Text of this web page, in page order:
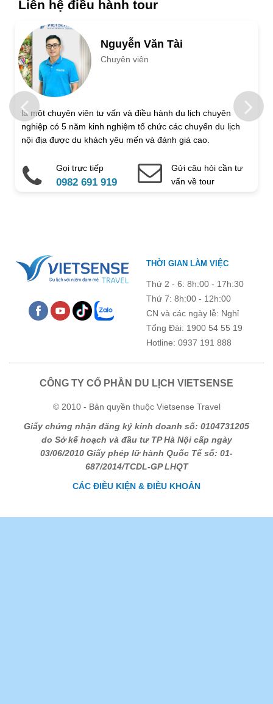
Số người lớn
Trẻ em 1 đến 5 tuổi
Họ và tên
Địa chỉ liên hệ
Điện thoại di động Email
Chú ý: Trường mang dấu (* ) là bắt buộc. Vui lòng không để
trống !
Liên hệ điều hành tour
Nguyễn Văn Tài
Chuyên viên
là một chuyên viên tư vấn và điều hành du lịch chuyên
nghiệp có 5 năm kinh nghiệm tổ chức các chuyến du lịch
nội địa được du khách yêu mến và đánh giá cao.
Gọi trực tiếp
0982 691 919
Gửi câu hỏi cần tư
vấn về tour
THỜI GIAN LÀM VIỆC
Thứ 2 - 6: 8h:00 - 17h:30
Thứ 7: 8h:00 - 12h:00
CN và các ngày lễ: Nghỉ
Tổng Đài: 1900 54 55 19
Hotline: 0937 191 888
CÔNG TY CỔ PHẦN DU LỊCH VIETSENSE
© 2010 - Bản quyền thuộc Vietsense Travel
Giấy chứng nhận đăng ký kinh doanh số: 0104731205
do Sở kế hoạch và đầu tư TP Hà Nội cấp ngày
03/06/2010 Giấy phép lữ hành Quốc Tế số: 01-
687/2014/TCDL-GP LHQT
CÁC ĐIỀU KIỆN & ĐIỀU KHOẢN